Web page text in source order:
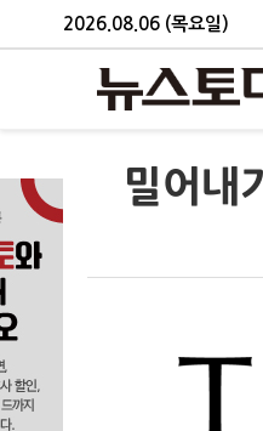
2026.08.06 (목요일)
밀어내